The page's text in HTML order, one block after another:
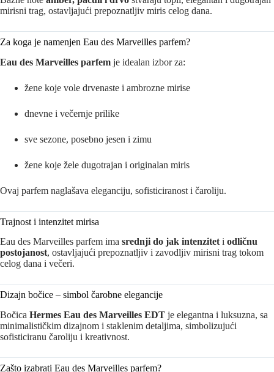
mirisni trag, ostavljajući prepoznatljiv miris celog dana.
Za koga je namenjen Eau des Marveilles parfem?
Eau des Marveilles parfem je idealan izbor za:
žene koje vole drvenaste i ambrozne mirise
dnevne i večernje prilike
sve sezone, posebno jesen i zimu
žene koje žele dugotrajan i originalan miris
Ovaj parfem naglašava eleganciju, sofisticiranost i čaroliju.
Trajnost i intenzitet mirisa
Eau des Marveilles parfem ima srednji do jak intenzitet i odličnu
postojanost, ostavljajući prepoznatljiv i zavodljiv mirisni trag tokom
celog dana i večeri.
Dizajn bočice – simbol čarobne elegancije
Bočica Hermes Eau des Marveilles EDT je elegantna i luksuzna, sa
minimalističkim dizajnom i staklenim detaljima, simbolizujući
sofisticiranu čaroliju i kreativnost.
Zašto izabrati Eau des Marveilles parfem?